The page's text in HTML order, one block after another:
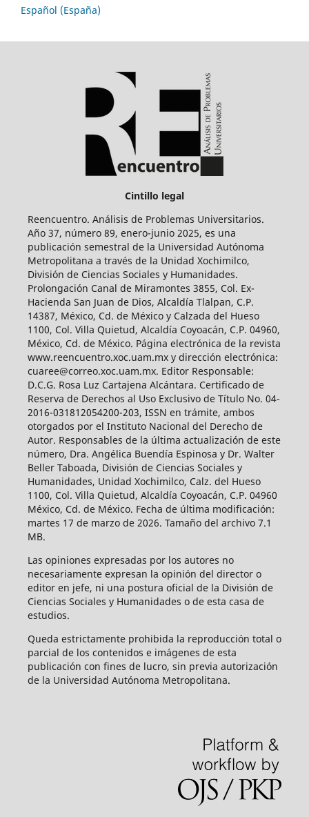
Español (España)
Cintillo legal
Reencuentro. Análisis de Problemas Universitarios.
Año 37, número 89, enero-junio 2025, es una
publicación semestral de la Universidad Autónoma
Metropolitana a través de la Unidad Xochimilco,
División de Ciencias Sociales y Humanidades.
Prolongación Canal de Miramontes 3855, Col. Ex-
Hacienda San Juan de Dios, Alcaldía Tlalpan, C.P.
14387, México, Cd. de México y Calzada del Hueso
1100, Col. Villa Quietud, Alcaldía Coyoacán, C.P. 04960,
México, Cd. de México. Página electrónica de la revista
www.reencuentro.xoc.uam.mx y dirección electrónica:
cuaree@correo.xoc.uam.mx. Editor Responsable:
D.C.G. Rosa Luz Cartajena Alcántara. Certificado de
Reserva de Derechos al Uso Exclusivo de Título No. 04-
2016-031812054200-203, ISSN en trámite, ambos
otorgados por el Instituto Nacional del Derecho de
Autor. Responsables de la última actualización de este
número, Dra. Angélica Buendía Espinosa y Dr. Walter
Beller Taboada, División de Ciencias Sociales y
Humanidades, Unidad Xochimilco, Calz. del Hueso
1100, Col. Villa Quietud, Alcaldía Coyoacán, C.P. 04960
México, Cd. de México. Fecha de última modificación:
martes 17 de marzo de 2026. Tamaño del archivo 7.1
MB.
Las opiniones expresadas por los autores no
necesariamente expresan la opinión del director o
editor en jefe, ni una postura oficial de la División de
Ciencias Sociales y Humanidades o de esta casa de
estudios.
Queda estrictamente prohibida la reproducción total o
parcial de los contenidos e imágenes de esta
publicación con fines de lucro, sin previa autorización
de la Universidad Autónoma Metropolitana.